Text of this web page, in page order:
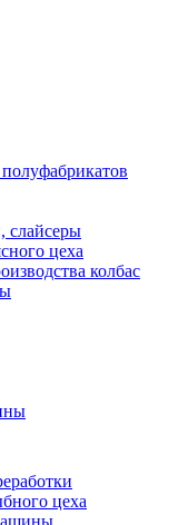
слайсеры
цеха
колбас
цеха